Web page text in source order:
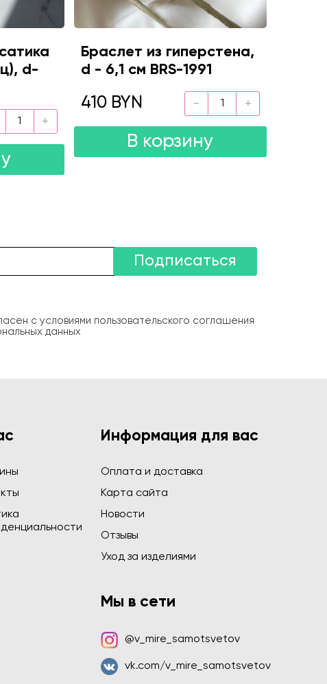
d-
Браслет из гиперстена,
d - 6,1 см BRS-1991
410 BYN
В корзину
Подписаться
с условиями пользовательского соглашения
данных
Информация для вас
Оплата и доставка
Карта сайта
Новости
Отзывы
Уход за изделиями
Мы в сети
@v_mire_samotsvetov
vk.com/v_mire_samotsvetov